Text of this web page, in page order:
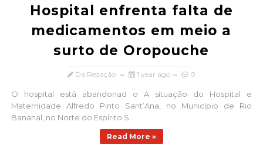
Hospital enfrenta falta de
medicamentos em meio a
surto de Oropouche
Da Redação 1 year ago 0
O hospital está abandonad o A situação do Hospital e
Maternidade Alfredo Pinto Sant’Ana, no Município de Rio
Bananal, no Norte do Espírito S...
Read More »